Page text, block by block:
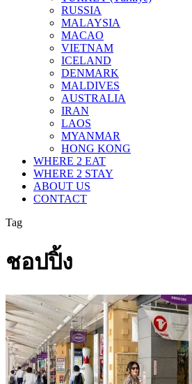
RUSSIA
MALAYSIA
MACAO
VIETNAM
ICELAND
DENMARK
MALDIVES
AUSTRALIA
IRAN
LAOS
MYANMAR
HONG KONG
WHERE 2 EAT
WHERE 2 STAY
ABOUT US
CONTACT
Tag
ชอปปิ้ง